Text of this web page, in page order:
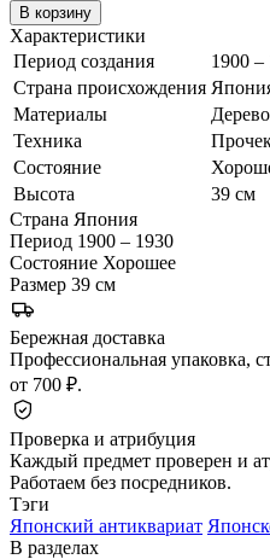
В корзину
Характеристики
Период создания
1900 –
Страна происхождения
Материалы
Техника
Состояние
Высота
39 см
Страна Япония
Период 1900 – 1930
Состояние Хорошее
Размер 39 см
Бережная доставка
Профессиональная упаковка,
от 700 ₽.
Проверка и атрибуция
Каждый предмет проверен и
Работаем без посредников.
Тэги
Японский антиквариат
В разделах